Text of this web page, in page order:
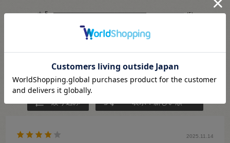
★5 (5)
★2 (0)
絞り込み 表示：新しい順
2025.11.14